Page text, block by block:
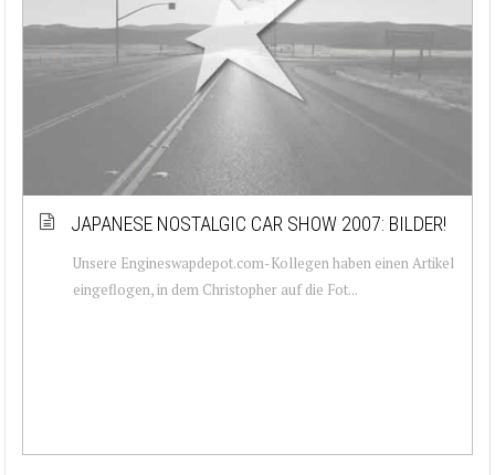
JAPANESE NOSTALGIC CAR SHOW 2007: BILDER!
Unsere Engineswapdepot.com-Kollegen haben einen Artikel
eingeflogen, in dem Christopher auf die Fot...